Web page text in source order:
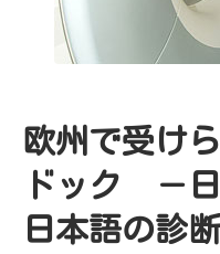
欧州で受け
ドック －
日本語の診